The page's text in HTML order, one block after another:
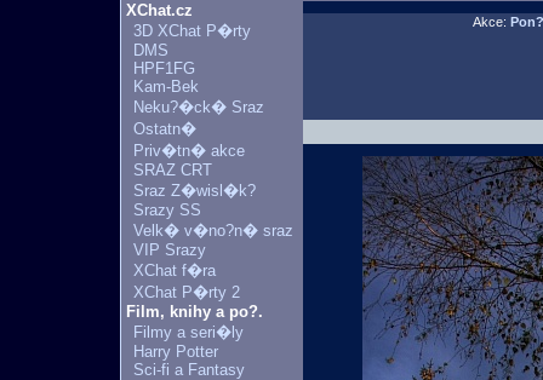
XChat.cz
3D XChat P�rty
DMS
HPF1FG
Kam-Bek
Neku?�ck� Sraz
Ostatn�
Priv�tn� akce
SRAZ CRT
Sraz Z�wisl�k?
Srazy SS
Velk� v�no?n� sraz
VIP Srazy
XChat f�ra
XChat P�rty 2
Film, knihy a po?.
Filmy a seri�ly
Harry Potter
Sci-fi a Fantasy
Akce: